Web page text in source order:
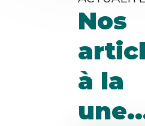
Nos
à la